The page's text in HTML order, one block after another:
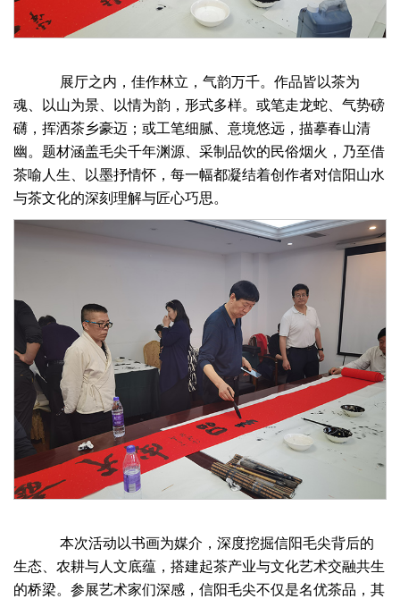
展厅之内，佳作林立，气韵万千。作品皆以茶为
魂、以山为景、以情为韵，形式多样。或笔走龙蛇、气势磅
礴，挥洒茶乡豪迈；或工笔细腻、意境悠远，描摹春山清
幽。题材涵盖毛尖千年渊源、采制品饮的民俗烟火，乃至借
茶喻人生、以墨抒情怀，每一幅都凝结着创作者对信阳山水
与茶文化的深刻理解与匠心巧思。
本次活动以书画为媒介，深度挖掘信阳毛尖背后的
生态、农耕与人文底蕴，搭建起茶产业与文化艺术交融共生
的桥梁。参展艺术家们深感，信阳毛尖不仅是名优茶品，其